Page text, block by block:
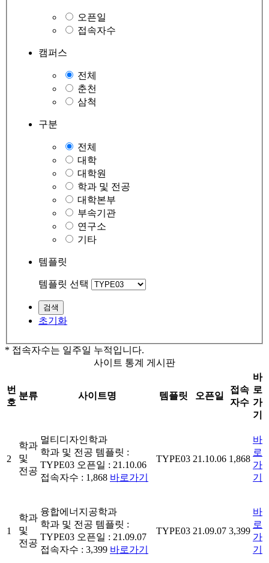
오픈일
접속자수
캠퍼스
전체
춘천
삼척
구분
전체
대학
대학원
학과 및 전공
대학본부
부속기관
연구소
기타
템플릿
템플릿 선택
검색
초기화
* 접속자수는 일주일 누적입니다.
사이트 통계 게시판
번
호
분류 사이트명 템플릿 오픈일
접속
자수
바
로
가
기
2
학과
및
전공
멀티디자인학과
학과 및 전공 템플릿 :
TYPE03 오픈일 : 21.10.06
접속자수 : 1,868 바로가기
TYPE03 21.10.06 1,868
바
로
가
기
1
학과
및
전공
융합에너지공학과
학과 및 전공 템플릿 :
TYPE03 오픈일 : 21.09.07
접속자수 : 3,399 바로가기
TYPE03 21.09.07 3,399
바
로
가
기